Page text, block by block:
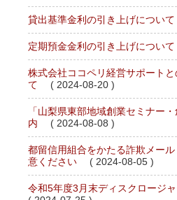
貸出基準金利の引き上げについて
定期預金金利の引き上げについて
株式会社ココペリ経営サポート
て
( 2024-08-20 )
「山梨県東部地域創業セミナー
内
( 2024-08-08 )
都留信用組合をかたる詐欺メー
意ください
( 2024-08-05 )
令和5年度3月末ディスクロージ